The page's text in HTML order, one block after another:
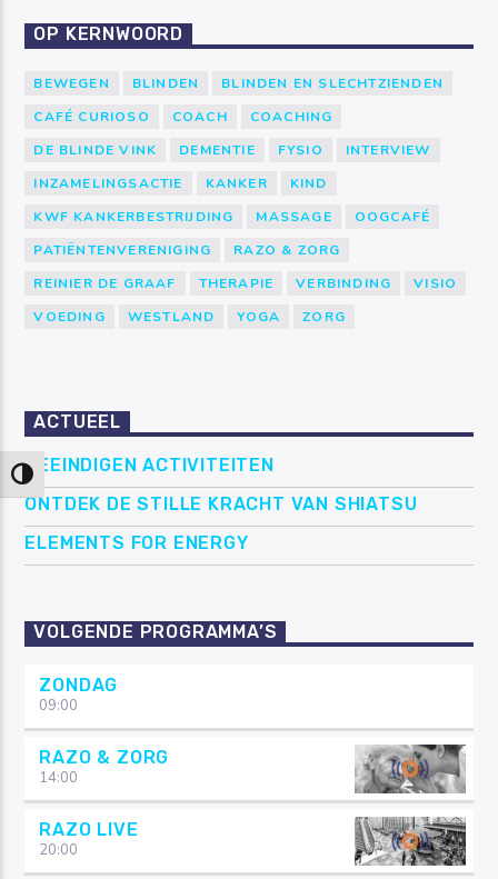
Keuze voor hoog contrast
OP KERNWOORD
BEWEGEN BLINDEN
BLINDEN EN SLECHTZIENDEN
CAFÉ CURIOSO
COACH
COACHING
DE BLINDE VINK
DEMENTIE FYSIO
INTERVIEW
INZAMELINGSACTIE
KANKER
KIND
KWF KANKERBESTRIJDING
MASSAGE
OOGCAFÉ
PATIËNTENVERENIGING
RAZO & ZORG
REINIER DE GRAAF
THERAPIE VERBINDING
VISIO
VOEDING
WESTLAND YOGA ZORG
ACTUEEL
BEEINDIGEN ACTIVITEITEN
ONTDEK DE STILLE KRACHT VAN SHIATSU
ELEMENTS FOR ENERGY
VOLGENDE PROGRAMMA’S
ZONDAG
09:00
RAZO & ZORG
14:00
RAZO LIVE
20:00